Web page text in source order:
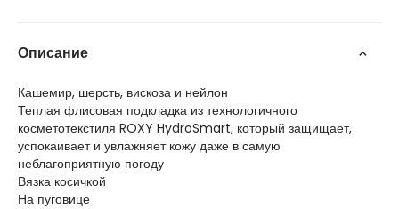
Описание
Кашемир, шерсть, вискоза и нейлон
Теплая флисовая подкладка из технологичного
косметотекстиля ROXY HydroSmart, который защищает,
успокаивает и увлажняет кожу даже в самую
неблагоприятную погоду
Вязка косичкой
На пуговице